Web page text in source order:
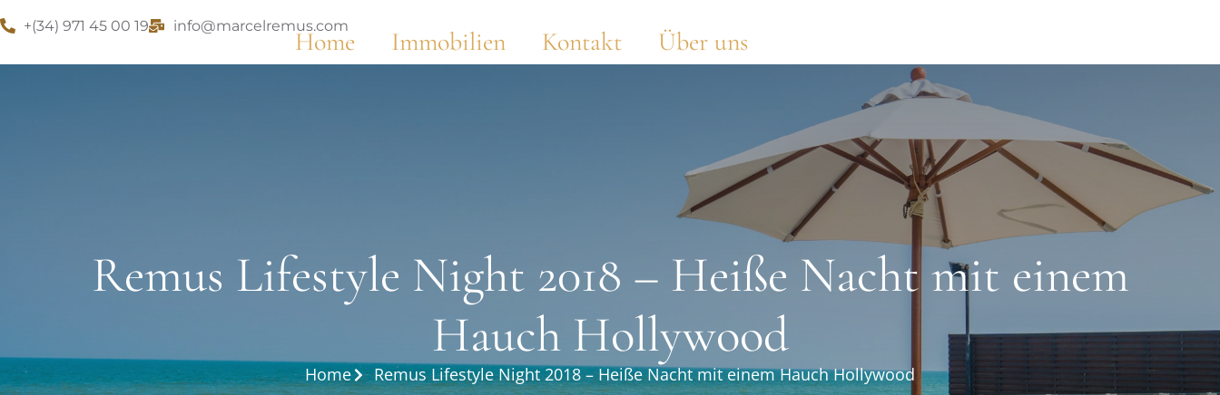
+(34) 971 45 00 19 info@marcelremus.com
Home Immobilien Kontakt Über uns
Remus Lifestyle Night 2018 – Heiße Nacht mit einem
Hauch Hollywood
Home Remus Lifestyle Night 2018 – Heiße Nacht mit einem Hauch Hollywood